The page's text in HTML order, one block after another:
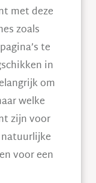
met deze
zoals
te
in
om
welke
zijn voor
voor een